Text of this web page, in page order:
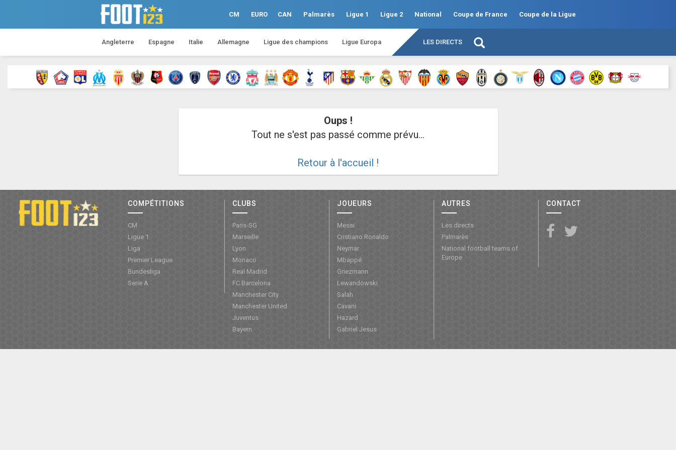
CM EURO CAN Palmarès Ligue 1 Ligue 2 National Coupe de France Coupe de la Ligue
Angleterre Espagne Italie Allemagne Ligue des champions Ligue Europa LES DIRECTS
Oups !
Tout ne s'est pas passé comme prévu...
Retour à l'accueil !
COMPÉTITIONS
CM
Ligue 1
Liga
Premier League
Bundesliga
Serie A
CLUBS
Paris-SG
Marseille
Lyon
Monaco
Real Madrid
FC Barcelona
Manchester City
Manchester United
Juventus
Bayern
JOUEURS
Messi
Cristiano Ronaldo
Neymar
Mbappé
Griezmann
Lewandowski
Salah
Cavani
Hazard
Gabriel Jesus
AUTRES
Les directs
Palmarès
National football teams of
Europe
CONTACT